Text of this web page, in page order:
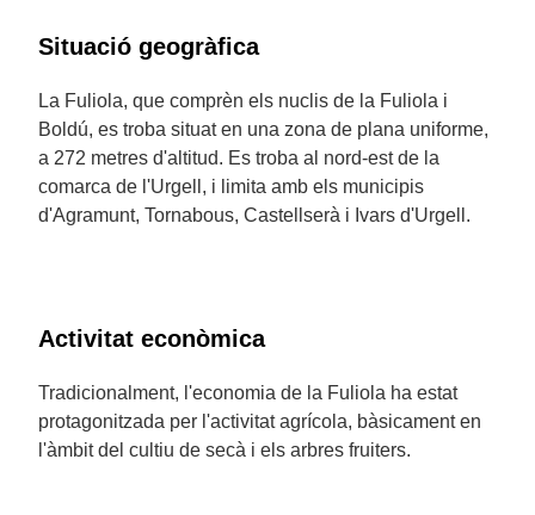
Situació geogràfica
La Fuliola, que comprèn els nuclis de la Fuliola i
Boldú, es troba situat en una zona de plana uniforme,
a 272 metres d'altitud. Es troba al nord-est de la
comarca de l'Urgell, i limita amb els municipis
d'Agramunt, Tornabous, Castellserà i Ivars d'Urgell.
Activitat econòmica
Tradicionalment, l'economia de la Fuliola ha estat
protagonitzada per l'activitat agrícola, bàsicament en
l'àmbit del cultiu de secà i els arbres fruiters.